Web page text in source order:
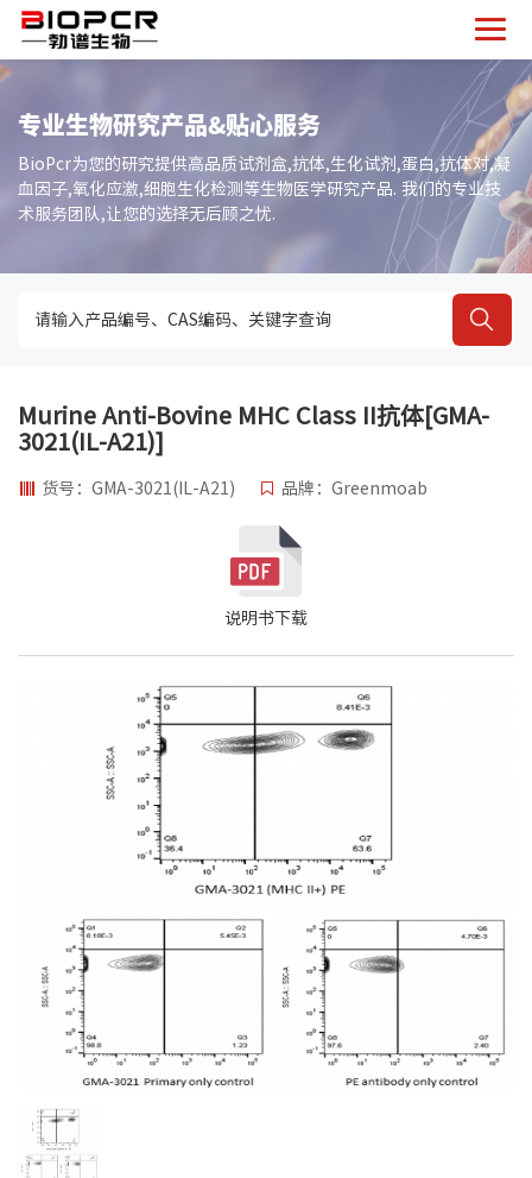
专业生物研究产品&贴心服务
BioPcr为您的研究提供高品质试剂盒,抗体,生化试剂,蛋白,抗体对,凝
血因子,氧化应激,细胞生化检测等生物医学研究产品. 我们的专业技
术服务团队,让您的选择无后顾之忧.
Murine Anti-Bovine MHC Class II抗体[GMA-
3021(IL-A21)]
货号：GMA-3021(IL-A21) 品牌：Greenmoab
说明书下载